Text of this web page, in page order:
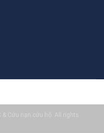
Cứu nạn cứu hộ. All rights